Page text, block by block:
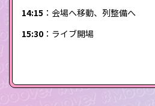
14:15 ：会場へ移動、列整備へ
15:30 ：ライブ開場